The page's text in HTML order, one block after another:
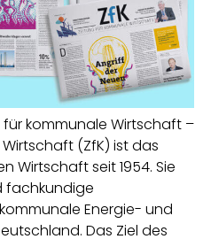
kommunale Wirtschaft –
(ZfK) ist das
Wirtschaft seit 1954. Sie
fachkundige
Energie- und
Das Ziel des